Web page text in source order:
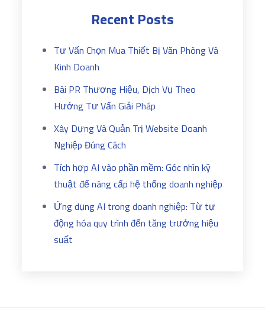
Recent Posts
Tư Vấn Chọn Mua Thiết Bị Văn Phòng Và
Kinh Doanh
Bài PR Thương Hiệu, Dịch Vụ Theo
Hướng Tư Vấn Giải Pháp
Xây Dựng Và Quản Trị Website Doanh
Nghiệp Đúng Cách
Tích hợp AI vào phần mềm: Góc nhìn kỹ
thuật để nâng cấp hệ thống doanh nghiệp
Ứng dụng AI trong doanh nghiệp: Từ tự
động hóa quy trình đến tăng trưởng hiệu
suất